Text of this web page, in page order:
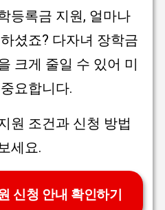
등록금 지원, 얼마나
셨죠? 다자녀 장학금
크게 줄일 수 있어 미
요합니다.
원 조건과 신청 방법
세요.
신청 안내 확인하기